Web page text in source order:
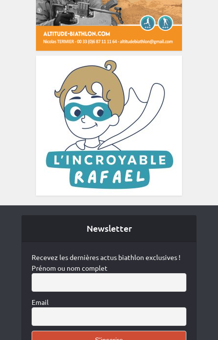
Newsletter
Recevez les dernières actus biathlon exclusives !
Prénom ou nom complet
Email